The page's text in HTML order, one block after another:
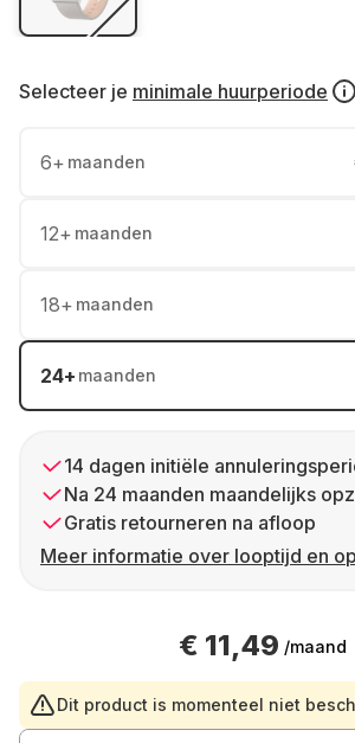
Selecteer je minimale huurperiode
6+ maanden
12+ maanden
18+ maanden
24+ maanden
14 dagen initiële
Na 24 maanden maandelijks
Gratis retourneren na afloop
Meer informatie over looptijd en
€ 11,49 /maand
Dit product is momenteel niet